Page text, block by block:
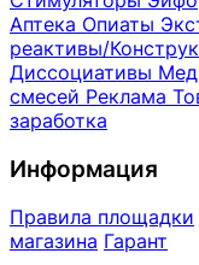
Аптека Опиаты
реактивы/
Диссоциативы
смесей Реклама
заработка
Информация
Правила площадки
магазина Гарант